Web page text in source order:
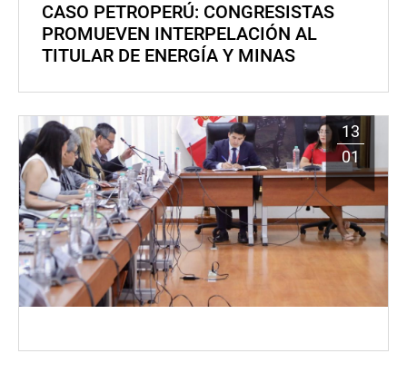
CASO PETROPERÚ: CONGRESISTAS
PROMUEVEN INTERPELACIÓN AL
TITULAR DE ENERGÍA Y MINAS
13
01